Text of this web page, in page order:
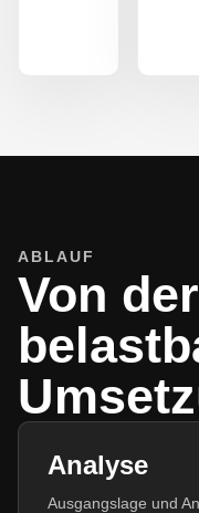
ABLAUF
Von
Analyse
Ausgangslage und